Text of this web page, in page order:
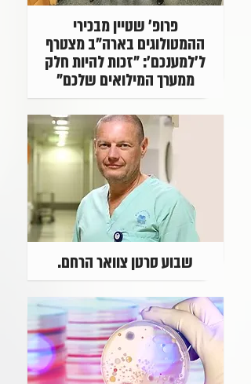
פרופ' שטיין מבכירי
ההמטולוגים בארה"ב מצטרף
ל'למענכם': "זכות להיות חלק
ממערך המילואים שלכם"
שבוע סרטן צוואר הרחם.